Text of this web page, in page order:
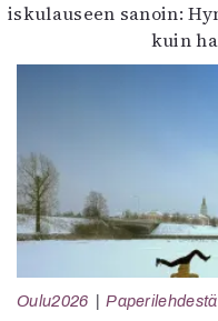
iskulauseen sanoin:
kuin
Oulu2026 Paperilehdestä